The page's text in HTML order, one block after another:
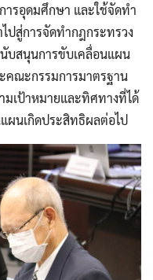
รอุดมศึกษา และใช้จัดทำ
ปสู่การจัดทำกฎกระทรวง
บสนุนการขับเคลื่อนแผน
คณะกรรมการมาตรฐาน
เป้าหมายและทิศทางที่ได้
ผนเกิดประสิทธิผลต่อไป